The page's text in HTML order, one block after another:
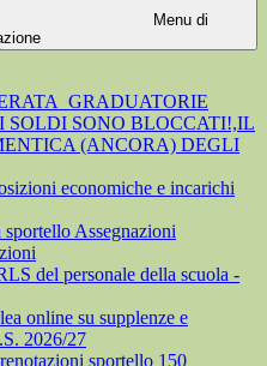
Menu di
SOLDI SONO BLOCCATI!,IL
(ANCORA) DEGLI
economiche e incarichi
Assegnazioni
del personale della scuola -
online su supplenze e
2026/27
sportello 150